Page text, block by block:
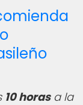
10 horasa la